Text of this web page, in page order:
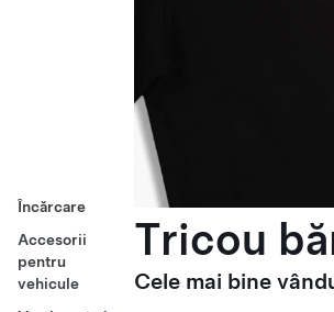
Încărcare
Accesorii
pentru
vehicule
Tricou
Cele mai bine